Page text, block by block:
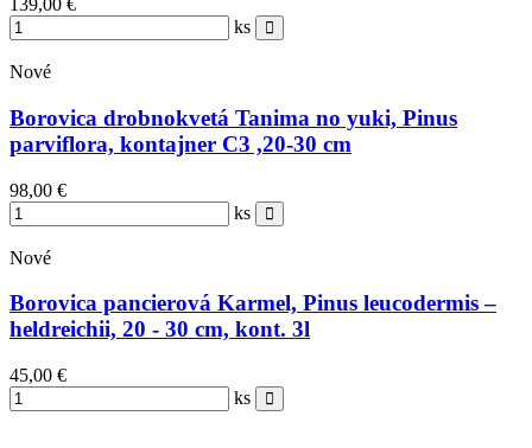
139,00 €
ks
Nové
Borovica drobnokvetá Tanima no yuki, Pinus
parviflora, kontajner C3 ,20-30 cm
98,00 €
ks
Nové
Borovica pancierová Karmel, Pinus leucodermis –
heldreichii, 20 - 30 cm, kont. 3l
45,00 €
ks